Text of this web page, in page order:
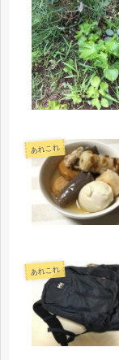
あれこれ
あれこれ